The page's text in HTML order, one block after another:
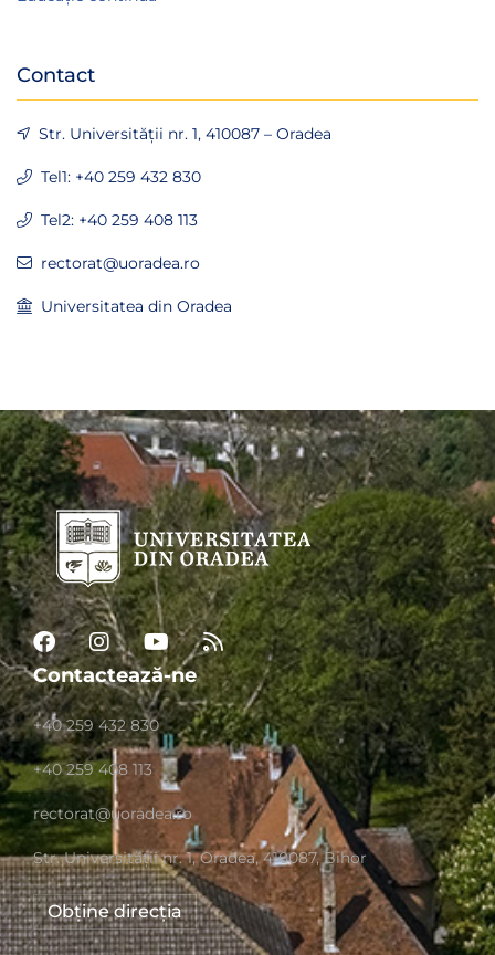
Contact
Str. Universității nr. 1, 410087 – Oradea
Tel1: +40 259 432 830
Tel2: +40 259 408 113
rectorat@uoradea.ro
Universitatea din Oradea
Contactează-ne
+40 259 432 830
+40 259 408 113
rectorat@uoradea.ro
Str. Universităţii nr. 1, Oradea, 410087, Bihor
Obține direcția